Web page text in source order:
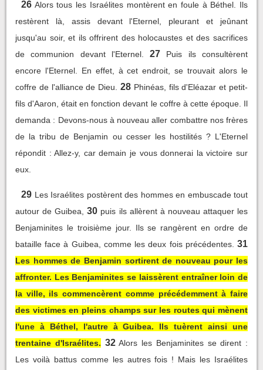
26 Alors tous les Israélites montèrent en foule à Béthel. Ils
restèrent là, assis devant l'Eternel, pleurant et jeûnant
jusqu'au soir, et ils offrirent des holocaustes et des sacrifices
de communion devant l'Eternel.
27
Puis ils consultèrent
encore l'Eternel. En effet, à cet endroit, se trouvait alors le
coffre de l'alliance de Dieu.
28 Phinéas, fils d'Eléazar et petit-
fils d'Aaron, était en fonction devant le coffre à cette époque. Il
demanda : Devons-nous à nouveau aller combattre nos frères
de la tribu de Benjamin ou cesser les hostilités ? L'Eternel
répondit : Allez-y, car demain je vous donnerai la victoire sur
eux.
29 Les Israélites postèrent des hommes en embuscade tout
autour de Guibea,
30 puis ils allèrent à nouveau attaquer les
Benjaminites le troisième jour. Ils se rangèrent en ordre de
bataille face à Guibea, comme les deux fois précédentes. 31
Les hommes de Benjamin sortirent de nouveau pour les
affronter. Les Benjaminites se laissèrent entraîner loin de
la ville, ils commencèrent comme précédemment à faire
des victimes en pleins champs sur les routes qui mènent
l'une à Béthel, l'autre à Guibea. Ils tuèrent ainsi une
trentaine d'Israélites. 32 Alors les Benjaminites se dirent :
Les voilà battus comme les autres fois ! Mais les Israélites